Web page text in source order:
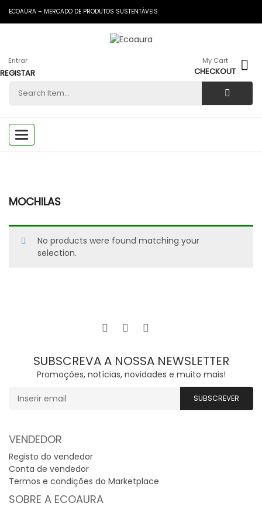
ECOAURA – MERCADO DE PRODUTOS SUSTENTÁVEIS
Entrar
REGISTAR
My Cart
CHECKOUT
Toggle
navigation
MOCHILAS
No products were found matching your
selection.
SUBSCREVA A NOSSA NEWSLETTER
Promoções, notícias, novidades e muito mais!
VENDEDOR
Registo do vendedor
Conta de vendedor
Termos e condições do Marketplace
SOBRE A ECOAURA